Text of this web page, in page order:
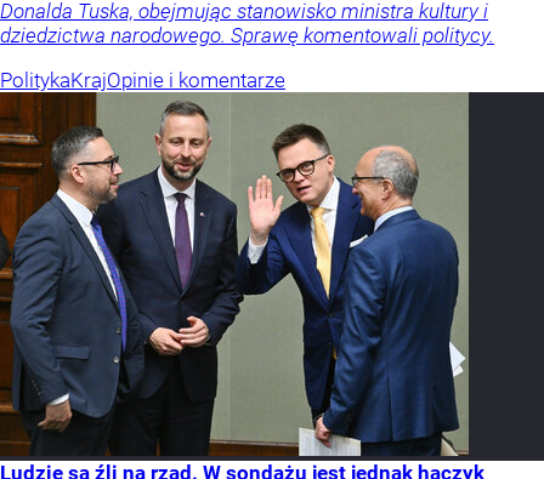
Donalda Tuska, obejmując stanowisko ministra kultury i
dziedzictwa narodowego. Sprawę komentowali politycy.
PolitykaKrajOpinie i komentarze
Ludzie są źli na rząd. W sondażu jest jednak haczyk